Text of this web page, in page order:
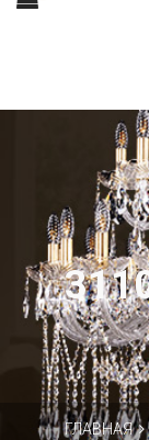
ГЛАВНАЯ